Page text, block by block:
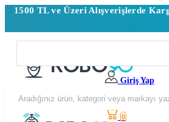
1500 TL ve Üzeri Alışverişlerde
Giriş Yap
Sepetim
0